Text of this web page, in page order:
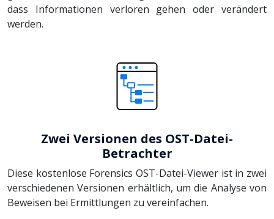
dass Informationen verloren gehen oder verändert
werden.
Zwei Versionen des OST-Datei-
Betrachter
Diese kostenlose Forensics OST-Datei-Viewer ist in zwei
verschiedenen Versionen erhältlich, um die Analyse von
Beweisen bei Ermittlungen zu vereinfachen.